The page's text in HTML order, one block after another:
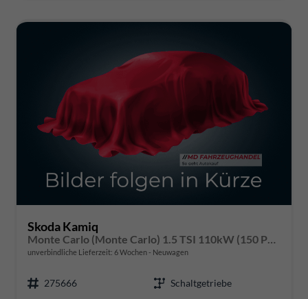
Skoda Kamiq
unverbindliche Lieferzeit: 6 Wochen Neuwagen
275666
Schaltgetriebe